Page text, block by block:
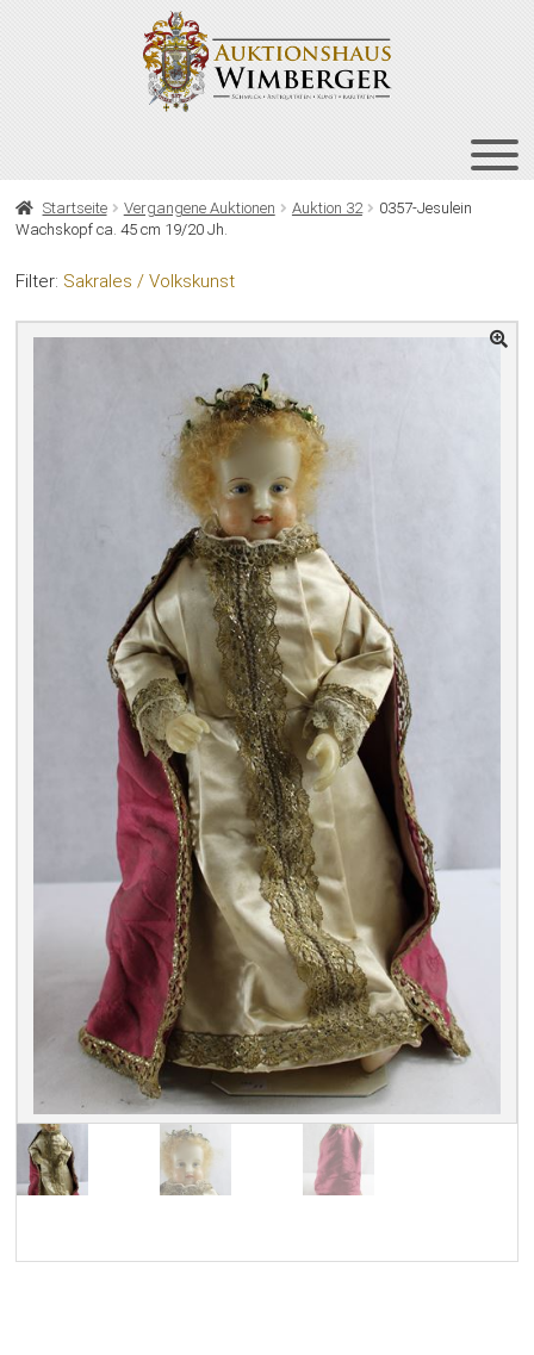
HOME
NEWSLETTER
Startseite Vergangene Auktionen Auktion 32
0357-Jesulein
Wachskopf ca. 45 cm 19/20 Jh.
Filter: Sakrales / Volkskunst